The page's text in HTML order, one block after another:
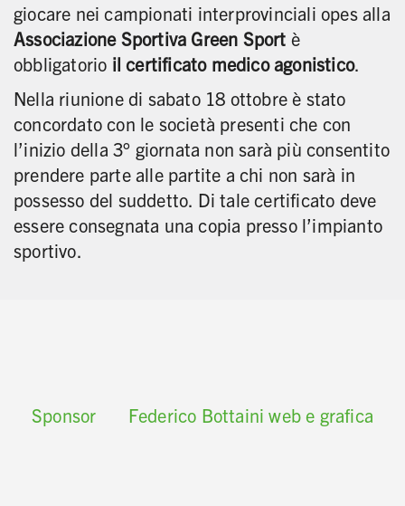
giocare nei campionati interprovinciali opes alla
Associazione Sportiva Green Sport è
obbligatorio il certificato medico agonistico.
Nella riunione di sabato 18 ottobre è stato
concordato con le società presenti che con
l’inizio della 3° giornata non sarà più consentito
prendere parte alle partite a chi non sarà in
possesso del suddetto. Di tale certificato deve
essere consegnata una copia presso l’impianto
sportivo.
Sponsor Federico Bottaini web e grafica